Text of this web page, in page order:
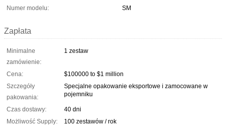
Numer modelu:
SM
Zapłata
Minimalne
zamówienie:
1 zestaw
Cena:
$100000 to $1 million
Szczegóły
pakowania:
Specjalne opakowanie eksportowe i zamocowane w
pojemniku
Czas dostawy:
40 dni
Możliwość Supply:
100 zestawów / rok